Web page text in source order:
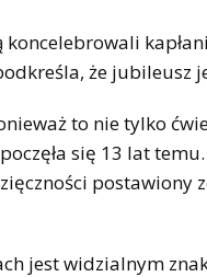
że jubileusz
to nie tylko
się 13 lat
postawiony
jest widzialnym